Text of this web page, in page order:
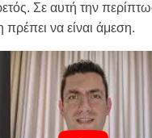
Σε αυτή την
πρέπει να είναι άμεση.